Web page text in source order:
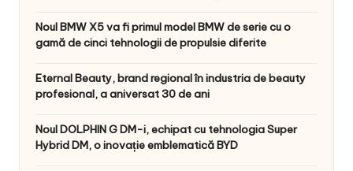
Noul BMW X5 va fi primul model BMW de serie cu o
gamă de cinci tehnologii de propulsie diferite
Eternal Beauty, brand regional în industria de beauty
profesional, a aniversat 30 de ani
Noul DOLPHIN G DM-i, echipat cu tehnologia Super
Hybrid DM, o inovație emblematică BYD